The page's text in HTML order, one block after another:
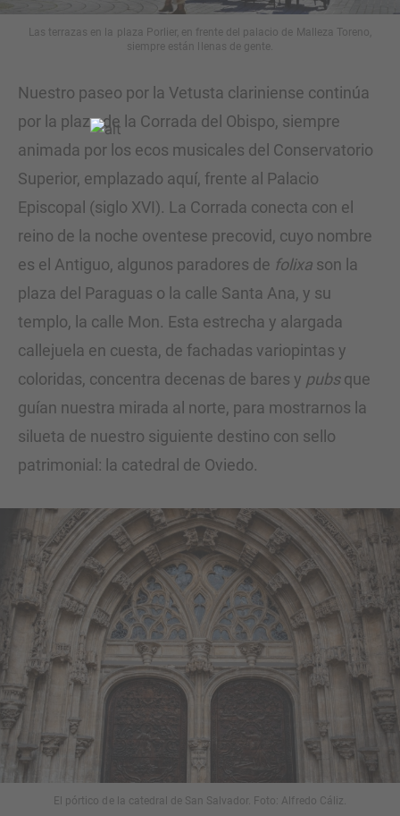
Las terrazas en la plaza Porlier, en frente del palacio de Malleza Toreno,
siempre están llenas de gente.
Nuestro paseo por la Vetusta clariniense continúa
por la plaza de la Corrada del Obispo, siempre
animada por los ecos musicales del Conservatorio
Superior, emplazado aquí, frente al Palacio
Episcopal (siglo XVI). La Corrada conecta con el
reino de la noche oventese precovid, cuyo nombre
es el Antiguo, algunos paradores de folixa son la
plaza del Paraguas o la calle Santa Ana, y su
templo, la calle Mon. Esta estrecha y alargada
callejuela en cuesta, de fachadas variopintas y
coloridas, concentra decenas de bares y pubsque
guían nuestra mirada al norte, para mostrarnos la
silueta de nuestro siguiente destino con sello
patrimonial: la catedral de Oviedo.
El pórtico de la catedral de San Salvador. Foto: Alfredo Cáliz.